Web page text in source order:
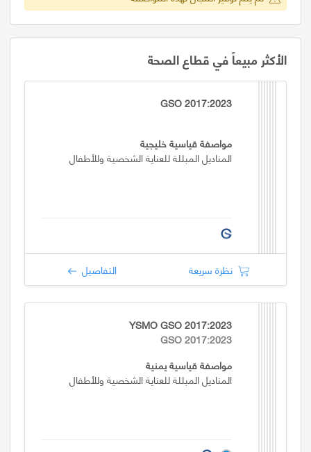
الأكثر مبيعاً في قطاع الصحة
GSO 2017:2023
مواصفة قياسية خليجية
المناديل المبللة للعناية الشخصية وللأطفال
نظرة سريعة التفاصيل
YSMO GSO 2017:2023
GSO 2017:2023
مواصفة قياسية يمنية
المناديل المبللة للعناية الشخصية وللأطفال